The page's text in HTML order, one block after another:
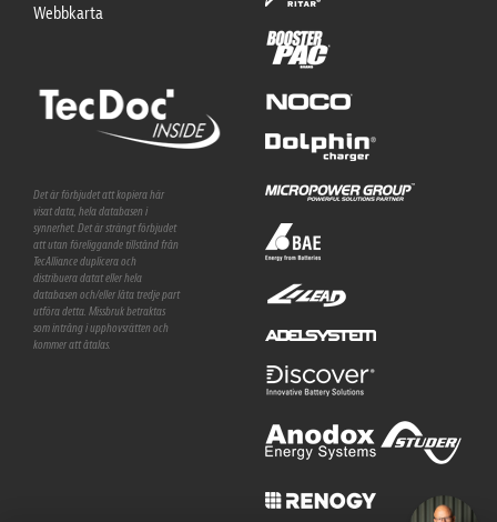
Webbkarta
Det är förbjudet att kopiera här
visat data, hela databasen i
synnerhet. Det är strängt förbjudet
att utan föreliggande tillstånd från
TecAlliance duplicera och
distribuera datat eller hela
databasen och/eller låta tredje part
utföra detta. Missbruk betraktas
som intrång i upphovsrätten och
kommer att åtalas.